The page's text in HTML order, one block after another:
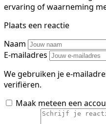
ervaring of waarneming
Plaats een reactie
Naam
E-mailadres
We gebruiken je e-
verifiëren.
Maak meteen een